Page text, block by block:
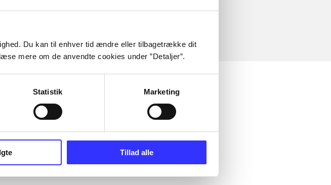
Du kan til enhver tid ændre eller tilbagetrække dit
mere om de anvendte cookies under ”Detaljer”.
Statistik Marketing
Tillad alle